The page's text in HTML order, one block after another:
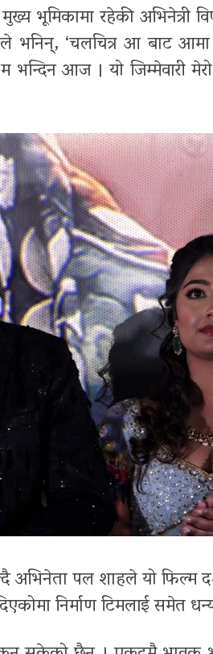
भूमिकामा रहेकी अभिनेत्री
भनिन्, ‘चलचित्र आ बाट
भन्दिन आज । यो जिम्मेवारी
अभिनेता पल शाहले यो
निर्माण टिमलाई समेत